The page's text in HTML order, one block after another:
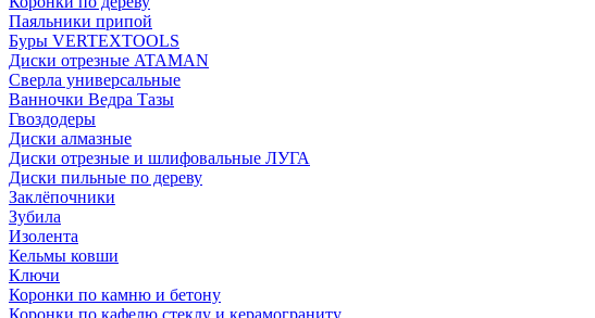
Паяльники припой
Буры VERTEXTOOLS
Диски отрезные ATAMAN
Сверла универсальные
Ванночки Ведра Тазы
Гвоздодеры
Диски алмазные
Диски отрезные и шлифовальные ЛУГА
Диски пильные по дереву
Заклёпочники
Зубила
Изолента
Кельмы ковши
Ключи
Коронки по камню и бетону
Коронки по кафелю,стеклу и керамограниту